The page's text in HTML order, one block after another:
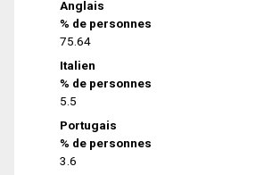
Anglais
% de personnes
75.64
Italien
% de personnes
5.5
Portugais
% de personnes
3.6